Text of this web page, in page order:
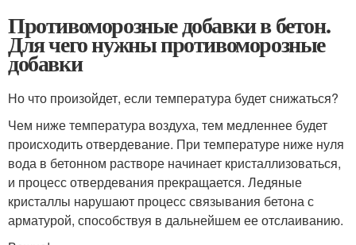
Противоморозные добавки в бетон.
Для чего нужны противоморозные
добавки
Но что произойдет, если температура будет снижаться?
Чем ниже температура воздуха, тем медленнее будет
происходить отвердевание. При температуре ниже нуля
вода в бетонном растворе начинает кристаллизоваться,
и процесс отвердевания прекращается. Ледяные
кристаллы нарушают процесс связывания бетона с
арматурой, способствуя в дальнейшем ее отслаиванию.